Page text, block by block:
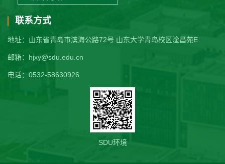
联系方式
地址：山东省青岛市滨海公路72号 山东大学青岛校区淦昌苑E
邮箱：hjxy@sdu.edu.cn
电话：0532-58630926
SDU环境